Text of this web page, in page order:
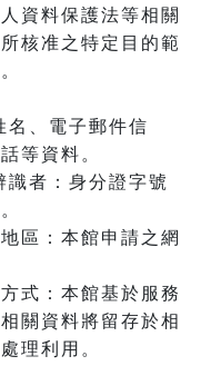
資料保護法等相關
核准之特定目的範
名、電子郵件信
等資料。
者：身分證字號
區：本館申請之網
式：本館基於服務
關資料將留存於相
理利用。